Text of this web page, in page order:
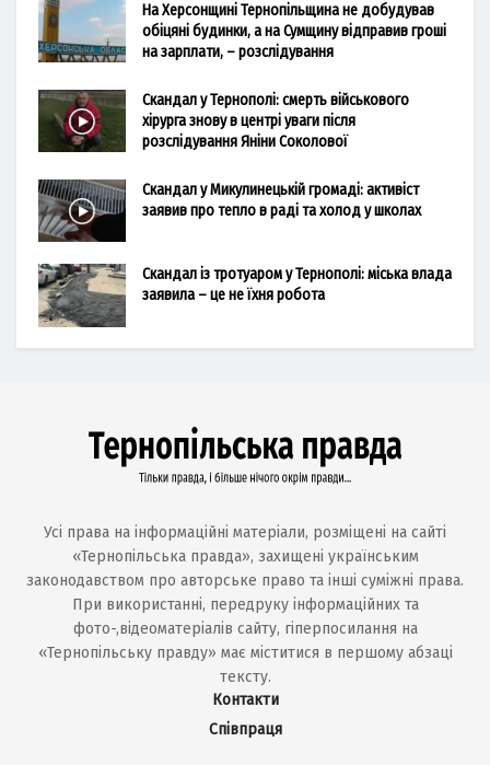
На Херсонщині Тернопільщина не добудував
обіцяні будинки, а на Сумщину відправив гроші
на зарплати, – розслідування
Скандал у Тернополі: смерть військового
хірурга знову в центрі уваги після
розслідування Яніни Соколової
Скандал у Микулинецькій громаді: активіст
заявив про тепло в раді та холод у школах
Скандал із тротуаром у Тернополі: міська влада
заявила – це не їхня робота
Усі права на інформаційні матеріали, розміщені на сайті
«Тернопільська правда», захищені українським
законодавством про авторське право та інші суміжні права.
При використанні, передруку інформаційних та
фото-,відеоматеріалів сайту, гіперпосилання на
«Тернопільську правду» має міститися в першому абзаці
тексту.
Контакти
Співпраця